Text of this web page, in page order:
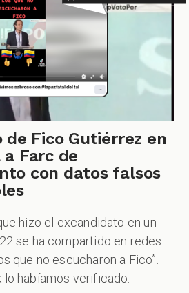
de Fico Gutiérrez en
Farc de
con datos falsos
hizo el excandidato en un
se ha compartido en redes
que no escucharon a Fico”.
lo habíamos verificado.